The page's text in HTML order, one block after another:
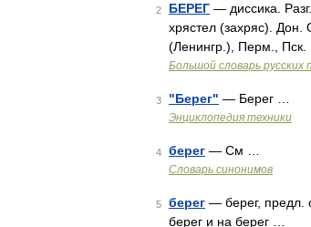
2 БЕРЕГ — диссика.
хрястел (захряс). Дон.
(Ленингр.), Перм.,
Большой словарь русских
3 "Берег" — Берег …
Энциклопедия техники
4 берег — См …
Словарь синонимов
5 берег — берег, предл.
берег и на берег …